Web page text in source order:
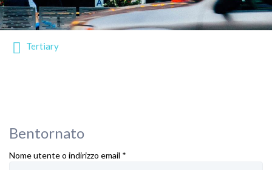
Tertiary
Bentornato
Nome utente o indirizzo email *